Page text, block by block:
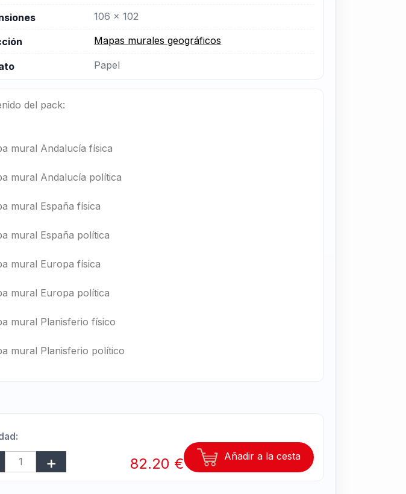
106 x 102
Mapas murales geográficos
Papel
del pack:
mural Andalucía física
mural Andalucía política
mural España física
mural España política
mural Europa física
mural Europa política
mural Planisferio físico
mural Planisferio político
82.20 € Añadir a la cesta